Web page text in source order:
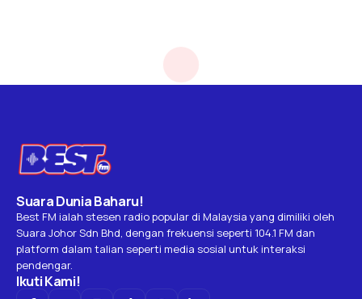
Home / Berita / JDT dan Kuching City buru noktah manis musim 2025/26
BERITA
JDT dan Kuching City buru noktah
manis musim 2025/26
Perjalanan menuju kejayaan akhirnya menemukan Johor
Darul Ta’zim (JDT) dan Kuching City di pentas final Piala